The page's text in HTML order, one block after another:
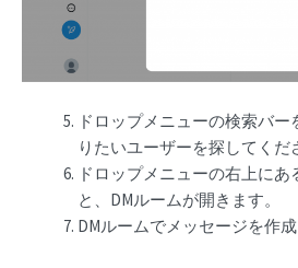
ドロップメニューの検索バ
りたいユーザーを探してくだ
ドロップメニューの右上にあ
と、DMルームが開きます。
DMルームでメッセージを作成